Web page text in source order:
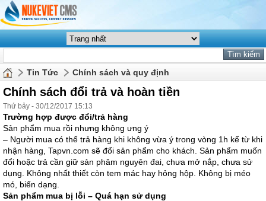
Tin Tức Chính sách và quy định
Chính sách đổi trả và hoàn tiền
Thứ bảy - 30/12/2017 15:13
Trường hợp được đổi/trả hàng
Sản phẩm mua rồi nhưng không ưng ý
– Người mua có thể trả hàng khi không vừa ý trong vòng 1h kể từ khi
nhận hàng, Tapvn.com sẽ đổi sản phẩm cho khách. Sản phẩm muốn
đổi hoặc trả cần giữ sản phâm nguyên đai, chưa mở nắp, chưa sử
dụng. Không nhất thiết còn tem mác hay hỏng hộp. Không bị méo
mó, biến dạng.
Sản phẩm mua bị lỗi – Quá hạn sử dụng